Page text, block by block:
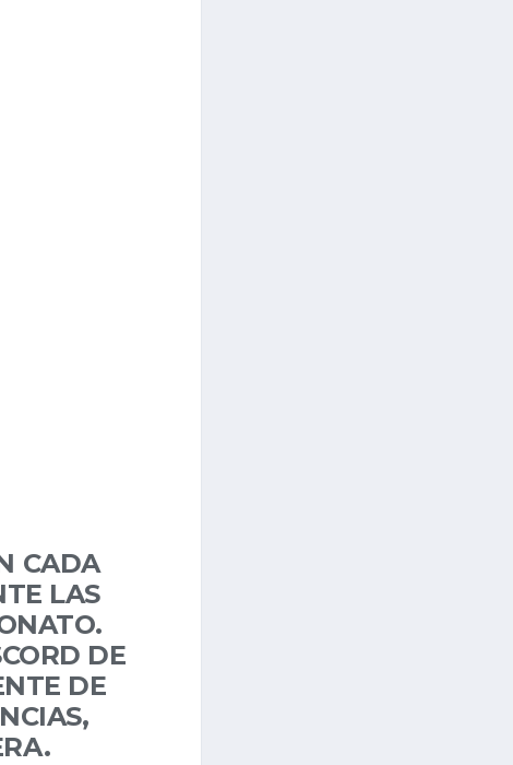
CADA
LAS
DE
DE